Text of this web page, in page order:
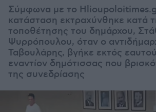
Σύμφωνα με το
κατάσταση εκτραχύνθηκε κατά
τοποθέτησης του δημάρχου,
Ψυρρόπουλου, όταν ο
Ταβουλάρης, βγήκε εκτός
εναντίον δημότισσας που
της συνεδρίασης